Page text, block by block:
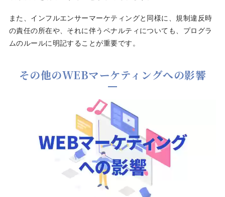
また、インフルエンサーマーケティングと同様に、規制違反時
の責任の所在や、それに伴うペナルティについても、プログラ
ムのルールに明記することが重要です。
その他のWEBマーケティングへの影響